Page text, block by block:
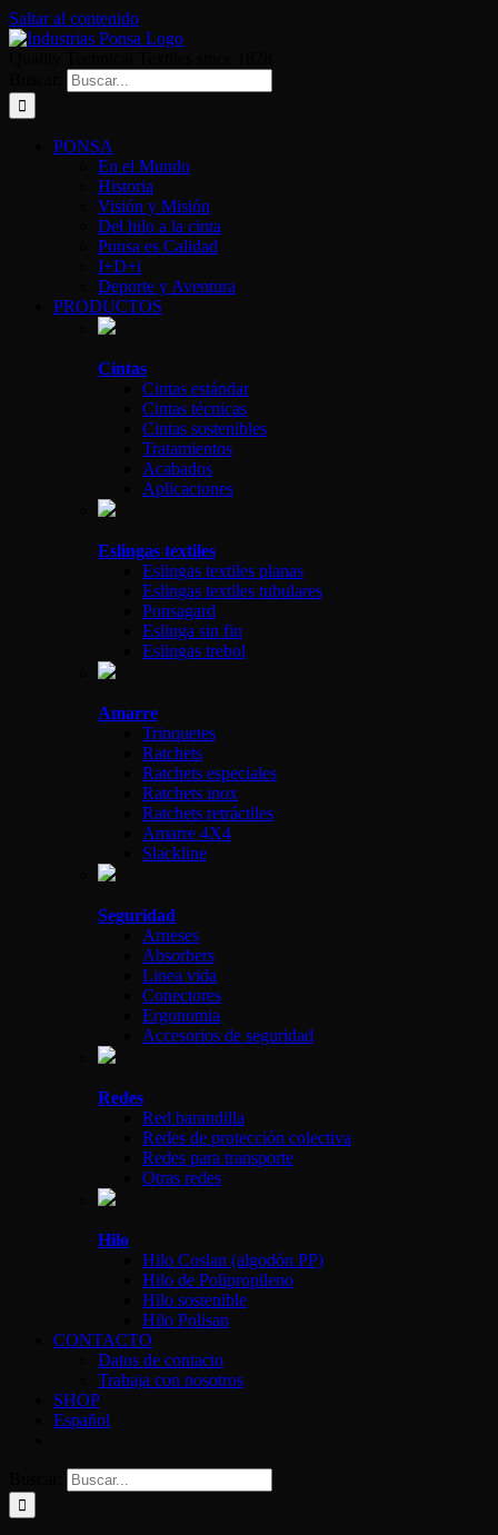
Saltar al contenido
PONSA
En el Mundo
Historia
Visión y Misión
Del hilo a la cinta
Ponsa es Calidad
I+D+i
Deporte y Aventura
PRODUCTOS
Cintas
Cintas estándar
Cintas técnicas
Cintas sostenibles
Tratamientos
Acabados
Aplicaciones
Eslingas textiles
Eslingas textiles planas
Eslingas textiles tubulares
Ponsagard
Eslinga sin fin
Eslingas trebol
Amarre
Trinquetes
Ratchets
Ratchets especiales
Ratchets inox
Ratchets retráctiles
Amarre 4X4
Slackline
Seguridad
Arneses
Absorbers
Linea vida
Conectores
Ergonomia
Accesorios de seguridad
Redes
Red barandilla
Redes de protección colectiva
Redes para transporte
Otras redes
Hilo
Hilo Coslan (algodón PP)
Hilo de Polipropileno
Hilo sostenible
Hilo Polisan
CONTACTO
Datos de contacto
Trabaja con nosotros
SHOP
Español